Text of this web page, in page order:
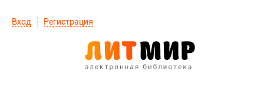
Вход Регистрация